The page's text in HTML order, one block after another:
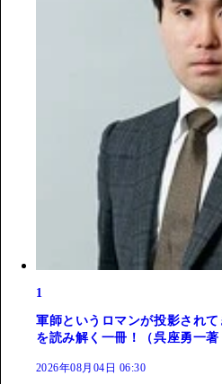
1
軍師というロマンが投影され
を読み解く一冊！（呉座勇一著
2026年08月04日 06:30